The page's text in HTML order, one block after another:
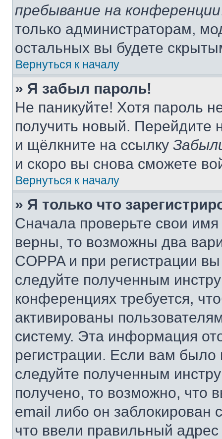
пребывание на конференции
только администраторам,
остальных вы будете
Вернуться к началу
» Я забыл пароль!
Не паникуйте! Хотя пароль
получить новый. Перейдите
и щёлкните на ссылку
и скоро вы снова сможете
Вернуться к началу
» Я только что
Сначала проверьте свои
верны, то возможны два
COPPA и при регистрации
следуйте полученным
конференциях требуется,
активированы
систему. Эта информация
регистрации. Если вам
следуйте полученным
получено, то возможно, что
email либо он
что ввели правильный адрес